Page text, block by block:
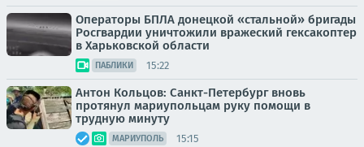
Операторы БПЛА донецкой «стальной» бригады
Росгвардии уничтожили вражеский гексакоптер
в Харьковской области
ПАБЛИКИ 15:22
Антон Кольцов: Санкт-Петербург вновь
протянул мариупольцам руку помощи в
трудную минуту
МАРИУПОЛЬ 15:15